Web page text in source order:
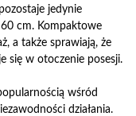
jedynie
cm. Kompaktowe
a także sprawiają, że
się w otoczenie posesji.
wśród
działania.